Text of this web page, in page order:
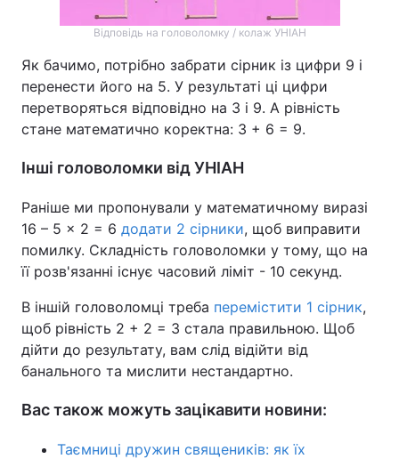
Відповідь на головоломку / колаж УНІАН
Як бачимо, потрібно забрати сірник із цифри 9 і
перенести його на 5. У результаті ці цифри
перетворяться відповідно на 3 і 9. А рівність
стане математично коректна: 3 + 6 = 9.
Інші головоломки від УНІАН
Раніше ми пропонували у математичному виразі
16 – 5 × 2 = 6 додати 2 сірники, щоб виправити
помилку. Складність головоломки у тому, що на
її розв'язанні існує часовий ліміт - 10 секунд.
В іншій головоломці треба перемістити 1 сірник,
щоб рівність 2 + 2 = 3 стала правильною. Щоб
дійти до результату, вам слід відійти від
банального та мислити нестандартно.
Вас також можуть зацікавити новини:
Таємниці дружин священиків: як їх